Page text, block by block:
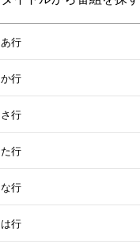
あ行
か行
さ行
た行
な行
は行